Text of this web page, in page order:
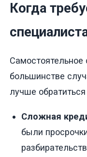
Когда
большинстве
лучше
Сложная
были